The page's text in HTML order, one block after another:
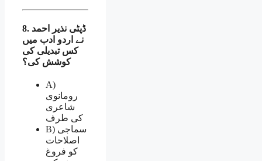
8. ڈپٹی نذیر احمد
نے اردو ادب میں
کس تبدیلی کی
کوشش کی؟
A)
رومانوی
شاعری
کی طرف
B) سماجی
اصلاحات
کو فروغ